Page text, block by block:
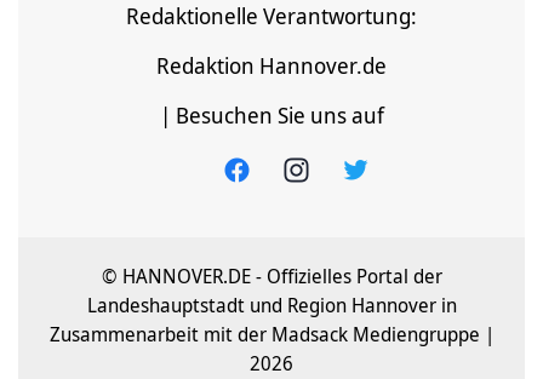
Redaktionelle Verantwortung:
Redaktion Hannover.de
| Besuchen Sie uns auf
© HANNOVER.DE - Offizielles Portal der
Landeshauptstadt und Region Hannover in
Zusammenarbeit mit der Madsack Mediengruppe |
2026